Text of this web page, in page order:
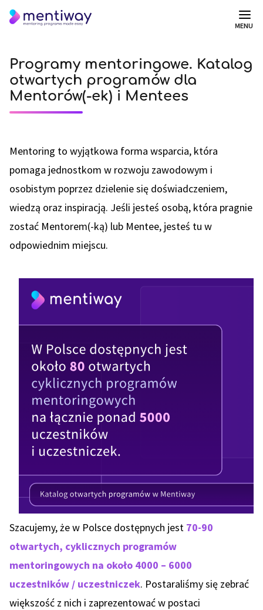
MENU
Programy mentoringowe. Katalog
otwartych programów dla
Mentorów(-ek) i Mentees
Mentoring to wyjątkowa forma wsparcia, która
pomaga jednostkom w rozwoju zawodowym i
osobistym poprzez dzielenie się doświadczeniem,
wiedzą oraz inspiracją. Jeśli jesteś osobą, która pragnie
zostać Mentorem(-ką) lub Mentee, jesteś tu w
odpowiednim miejscu.
Szacujemy, że w Polsce dostępnych jest 70-90
otwartych, cyklicznych programów
mentoringowych na około 4000 – 6000
uczestników / uczestniczek. Postaraliśmy się zebrać
większość z nich i zaprezentować w postaci